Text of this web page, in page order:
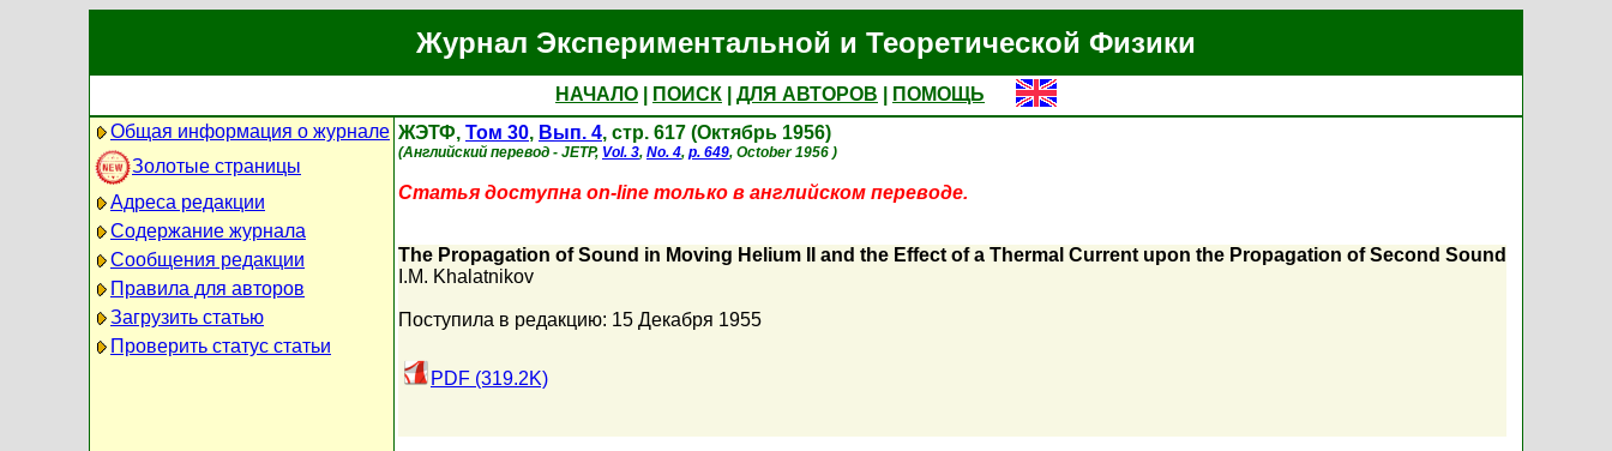
Журнал Экспериментальной и Теоретической Физики
НАЧАЛО ПОИСК ДЛЯ АВТОРОВ
ПОМОЩЬ
Общая информация о журнале
Золотые страницы
Адреса редакции
Содержание журнала
Сообщения редакции
Правила для авторов
Загрузить статью
Проверить статус статьи
ЖЭТФ, Том 30, Вып. 4, стр. 617 (Октябрь 1956)
(Английский перевод - JETP, Vol. 3, No. 4, p. 649, October 1956 )
Статья доступна on-line только в английском переводе.
The Propagation of Sound in Moving Helium II and the Effect of a Thermal Current upon the Propagation of Second Sound
I.M. Khalatnikov
Поступила в редакцию: 15 Декабря 1955
PDF (319.2K)